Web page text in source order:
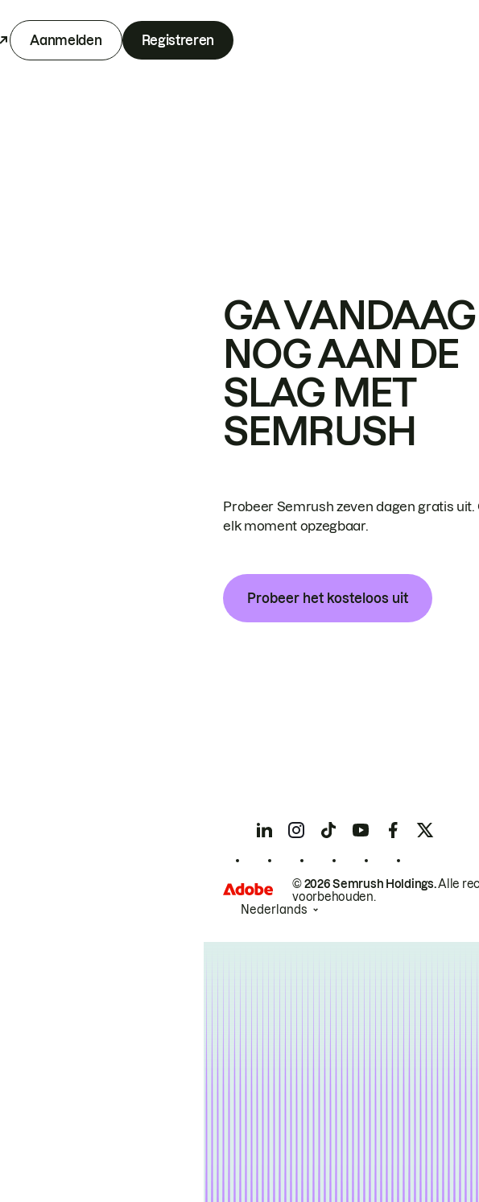
Aanmelden Registreren
GA VANDAAG
NOG AAN DE
SLAG MET
SEMRUSH
Probeer Semrush zeven dagen gratis uit.
elk moment opzegbaar.
Probeer het kosteloos uit
© 2026 Semrush Holdings.Alle
voorbehouden.
Nederlands